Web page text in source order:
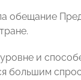
обещание
и
большим